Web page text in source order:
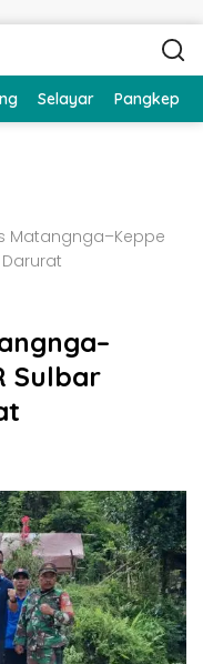
Selayar Pangkep
Matangnga–Keppe
Darurat
Sulbar